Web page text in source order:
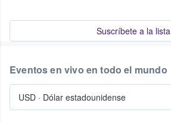
Suscríbete a la lista
Eventos en vivo en todo el mundo
USD · Dólar estadounidense